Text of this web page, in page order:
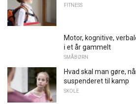
FITNESS
Motor, kognitive,
i et år gammelt
SMÅBØRN
Hvad skal man gøre,
suspenderet til kamp
SKOLE